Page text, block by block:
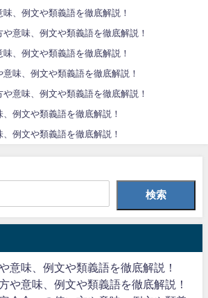
味、例文や類義語を徹底解説！
や意味、例文や類義語を徹底解説！
味、例文や類義語を徹底解説！
意味、例文や類義語を徹底解説！
や意味、例文や類義語を徹底解説！
、例文や類義語を徹底解説！
、例文や類義語を徹底解説！
検索
意味、例文や類義語を徹底解説！
や意味、例文や類義語を徹底解説！